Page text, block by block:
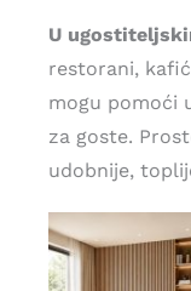
U
restorani,
mogu pomoći
za goste.
udobnije,